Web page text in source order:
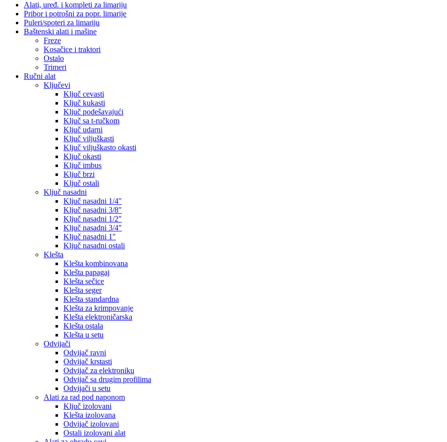
Alati, uređ. i kompleti za limariju
Pribor i potrošni za popr. limarije
Puleri/spoteri za limariju
Baštenski alati i mašine
Freze
Kosačice i traktori
Ostalo
Trimeri
Ručni alat
Ključevi
Ključ cevasti
Ključ kukasti
Ključ podešavajući
Ključ sa t-ručkom
Ključ udarni
Ključ viljuškasti
Ključ viljuškasto okasti
Ključ okasti
Ključ imbus
Ključ brzi
Ključ ostali
Ključ nasadni
Ključ nasadni 1/4″
Ključ nasadni 3/8″
Ključ nasadni 1/2″
Ključ nasadni 3/4″
Ključ nasadni 1″
Ključ nasadni ostali
Klešta
Klešta kombinovana
Klešta papagaj
Klešta sečice
Klešta seger
Klešta standardna
Klešta za krimpovanje
Klešta elektroničarska
Klešta ostala
Klešta u setu
Odvijači
Odvijač ravni
Odvijač krstasti
Odvijač za elektroniku
Odvijač sa drugim profilima
Odvijači u setu
Alati za rad pod naponom
Ključ izolovani
Klešta izolovana
Odvijač izolovani
Ostali izolovani alat